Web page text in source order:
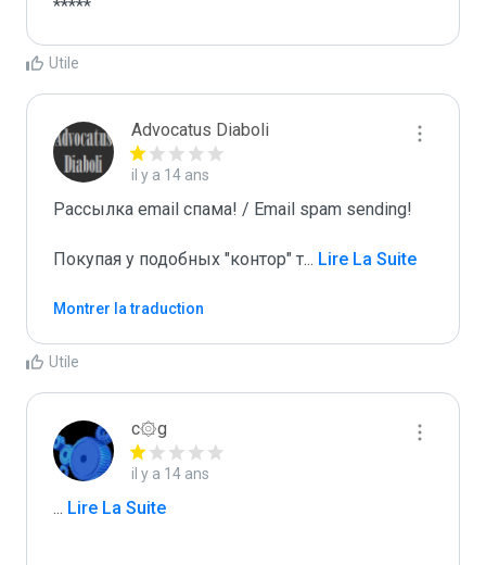
*****
Utile
Advocatus Diaboli
il y a 14 ans
Рассылка email спама! / Email spam sending!
Покупая у подобных "контор" т... Lire La Suite
Montrer la traduction
Utile
c۞g
il y a 14 ans
... Lire La Suite